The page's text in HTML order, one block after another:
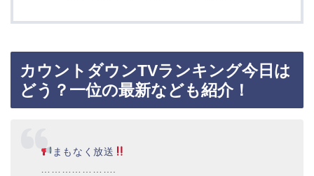
カウントダウンTVランキング今日は
どう？一位の最新なども紹介！
まもなく放送
………………….